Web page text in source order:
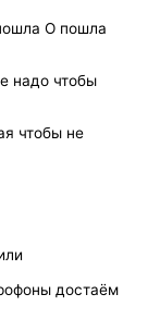
О пошла
надо чтобы
чтобы не
достаём